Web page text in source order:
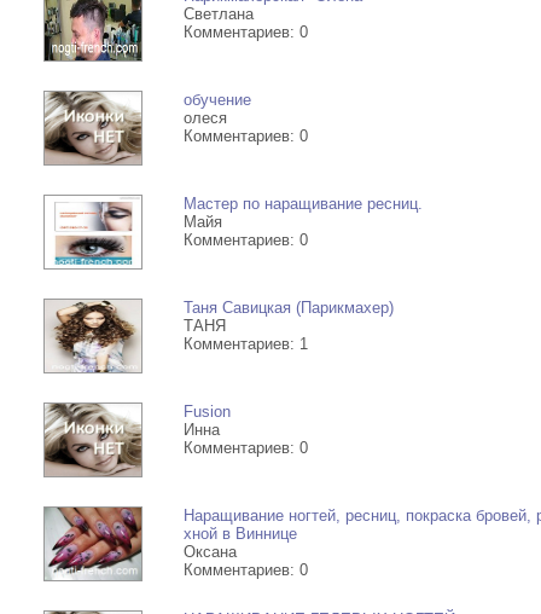
Биолифтинг лица
Коррекция носогубных
2200грн
Коррекция контура и
губ-2200грн
Редермализация лица
680
Редермализация лица
800
Процедура
морщин
Пилинг для лечения
Процедура для лечения
Антицеллюлитное
Светлана
Комментариев: 0
обучение
олеся
Комментариев: 0
Мастер по наращивание ресниц.
Майя
Комментариев: 0
Таня Савицкая (Парикмахер)
ТАНЯ
Комментариев: 1
Fusion
Инна
Комментариев: 0
Наращивание ногтей, ресниц, покраска бровей,
хной в Виннице
Оксана
Комментариев: 0